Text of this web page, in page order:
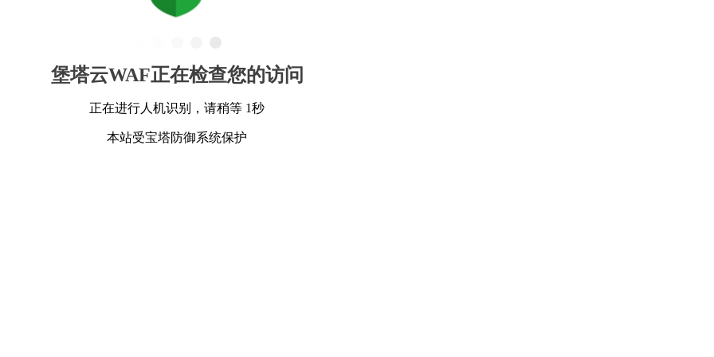
堡塔云WAF正在检查您的访问
正在进行人机识别，请稍等 1秒
本站受宝塔防御系统保护